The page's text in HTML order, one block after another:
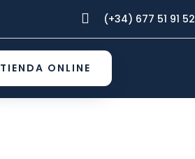
 (+34) 677 51 91 52
TIENDA ONLINE